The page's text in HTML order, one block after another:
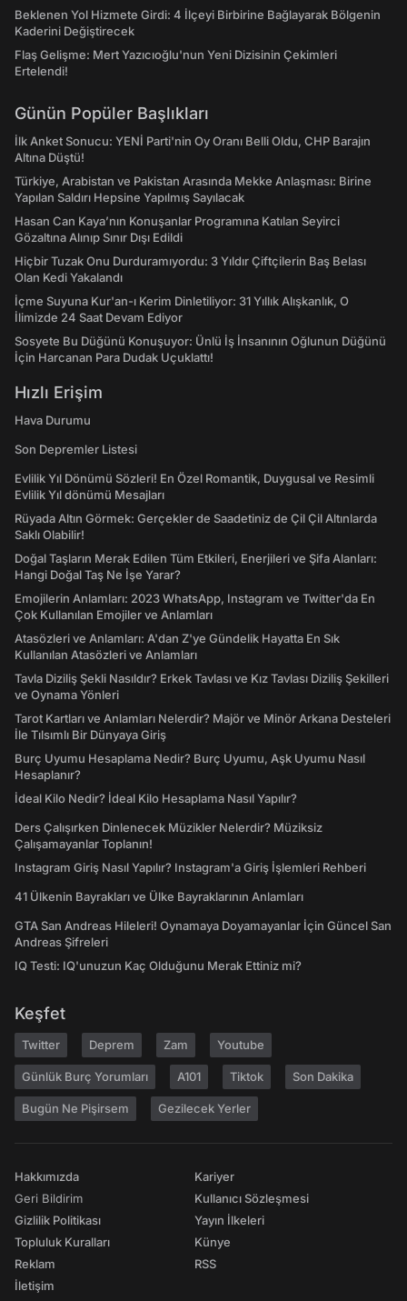
Beklenen Yol Hizmete Girdi: 4 İlçeyi Birbirine Bağlayarak Bölgenin
Kaderini Değiştirecek
Flaş Gelişme: Mert Yazıcıoğlu'nun Yeni Dizisinin Çekimleri
Ertelendi!
Günün Popüler Başlıkları
İlk Anket Sonucu: YENİ Parti'nin Oy Oranı Belli Oldu, CHP Barajın
Altına Düştü!
Türkiye, Arabistan ve Pakistan Arasında Mekke Anlaşması: Birine
Yapılan Saldırı Hepsine Yapılmış Sayılacak
Hasan Can Kaya’nın Konuşanlar Programına Katılan Seyirci
Gözaltına Alınıp Sınır Dışı Edildi
Hiçbir Tuzak Onu Durduramıyordu: 3 Yıldır Çiftçilerin Baş Belası
Olan Kedi Yakalandı
İçme Suyuna Kur'an-ı Kerim Dinletiliyor: 31 Yıllık Alışkanlık, O
İlimizde 24 Saat Devam Ediyor
Sosyete Bu Düğünü Konuşuyor: Ünlü İş İnsanının Oğlunun Düğünü
İçin Harcanan Para Dudak Uçuklattı!
Hızlı Erişim
Hava Durumu
Son Depremler Listesi
Evlilik Yıl Dönümü Sözleri! En Özel Romantik, Duygusal ve Resimli
Evlilik Yıl dönümü Mesajları
Rüyada Altın Görmek: Gerçekler de Saadetiniz de Çil Çil Altınlarda
Saklı Olabilir!
Doğal Taşların Merak Edilen Tüm Etkileri, Enerjileri ve Şifa Alanları:
Hangi Doğal Taş Ne İşe Yarar?
Emojilerin Anlamları: 2023 WhatsApp, Instagram ve Twitter'da En
Çok Kullanılan Emojiler ve Anlamları
Atasözleri ve Anlamları: A'dan Z'ye Gündelik Hayatta En Sık
Kullanılan Atasözleri ve Anlamları
Tavla Diziliş Şekli Nasıldır? Erkek Tavlası ve Kız Tavlası Diziliş Şekilleri
ve Oynama Yönleri
Tarot Kartları ve Anlamları Nelerdir? Majör ve Minör Arkana Desteleri
İle Tılsımlı Bir Dünyaya Giriş
Burç Uyumu Hesaplama Nedir? Burç Uyumu, Aşk Uyumu Nasıl
Hesaplanır?
İdeal Kilo Nedir? İdeal Kilo Hesaplama Nasıl Yapılır?
Ders Çalışırken Dinlenecek Müzikler Nelerdir? Müziksiz
Çalışamayanlar Toplanın!
Instagram Giriş Nasıl Yapılır? Instagram'a Giriş İşlemleri Rehberi
41 Ülkenin Bayrakları ve Ülke Bayraklarının Anlamları
GTA San Andreas Hileleri! Oynamaya Doyamayanlar İçin Güncel San
Andreas Şifreleri
IQ Testi: IQ'unuzun Kaç Olduğunu Merak Ettiniz mi?
Keşfet
Twitter Deprem Zam Youtube
Günlük Burç Yorumları A101 Tiktok Son Dakika
Bugün Ne Pişirsem Gezilecek Yerler
Hakkımızda
Geri Bildirim
Gizlilik Politikası
Topluluk Kuralları
Reklam
İletişim
Kariyer
Kullanıcı Sözleşmesi
Yayın İlkeleri
Künye
RSS